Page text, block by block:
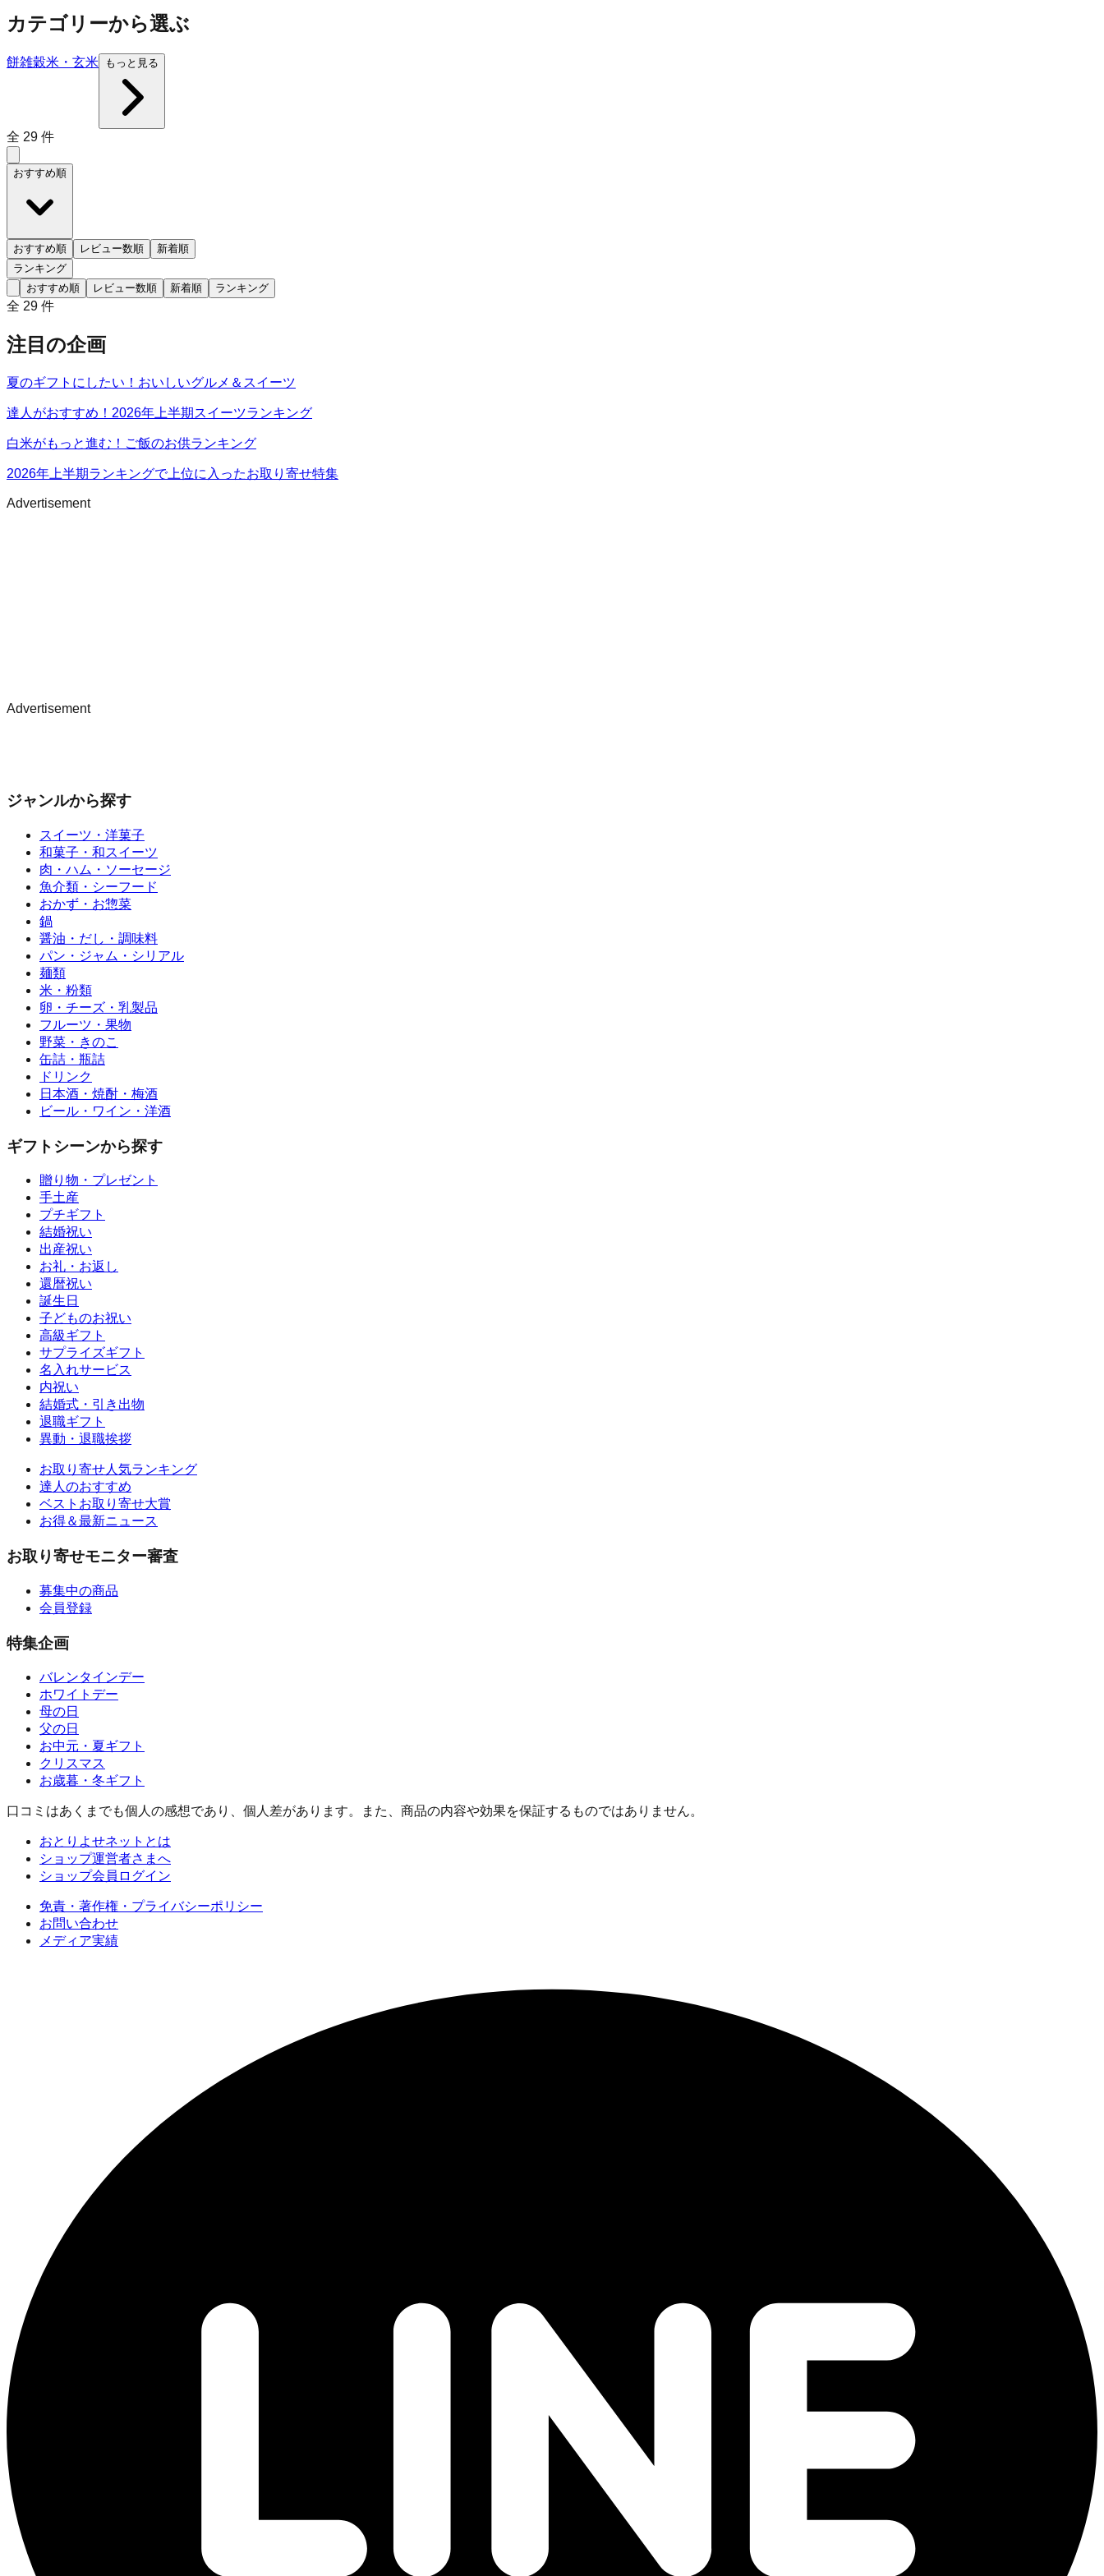
カテゴリーから選ぶ
餅雑穀米・玄米 もっと見る
全 29 件
おすすめ順
おすすめ順 レビュー数順
新着順
ランキング
おすすめ順
レビュー数順 新着順 ランキング
全 29 件
注目の企画
夏のギフトにしたい！おいしいグルメ＆スイーツ
達人がおすすめ！2026年上半期スイーツランキング
白米がもっと進む！ご飯のお供ランキング
2026年上半期ランキングで上位に入ったお取り寄せ特集
Advertisement
Advertisement
ジャンルから探す
スイーツ・洋菓子
和菓子・和スイーツ
肉・ハム・ソーセージ
魚介類・シーフード
おかず・お惣菜
鍋
醤油・だし・調味料
パン・ジャム・シリアル
麺類
米・粉類
卵・チーズ・乳製品
フルーツ・果物
野菜・きのこ
缶詰・瓶詰
ドリンク
日本酒・焼酎・梅酒
ビール・ワイン・洋酒
ギフトシーンから探す
贈り物・プレゼント
手土産
プチギフト
結婚祝い
出産祝い
お礼・お返し
還暦祝い
誕生日
子どものお祝い
高級ギフト
サプライズギフト
名入れサービス
内祝い
結婚式・引き出物
退職ギフト
異動・退職挨拶
お取り寄せ人気ランキング
達人のおすすめ
ベストお取り寄せ大賞
お得＆最新ニュース
お取り寄せモニター審査
募集中の商品
会員登録
特集企画
バレンタインデー
ホワイトデー
母の日
父の日
お中元・夏ギフト
クリスマス
お歳暮・冬ギフト
口コミはあくまでも個人の感想であり、個人差があります。また、商品の内容や効果を保証するものではありません。
おとりよせネットとは
ショップ運営者さまへ
ショップ会員ログイン
免責・著作権・プライバシーポリシー
お問い合わせ
メディア実績